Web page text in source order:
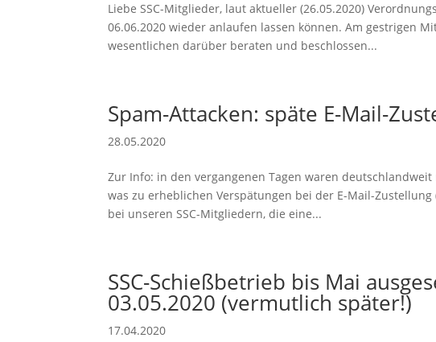
Liebe SSC-Mitglieder, laut aktueller (26.05.2020)
06.06.2020 wieder anlaufen lassen können. Am gestrigen
wesentlichen darüber beraten und beschlossen...
Spam-Attacken: späte E-Mail-
28.05.2020
Zur Info: in den vergangenen Tagen waren
was zu erheblichen Verspätungen bei der E-Mail-
bei unseren SSC-Mitgliedern, die eine...
SSC-Schießbetrieb bis Mai
03.05.2020 (vermutlich später!)
17.04.2020